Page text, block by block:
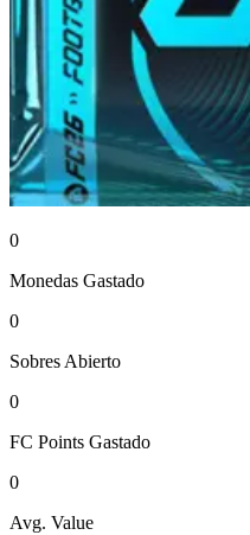
0
Monedas Gastado
0
Sobres Abierto
0
FC Points Gastado
0
Avg. Value